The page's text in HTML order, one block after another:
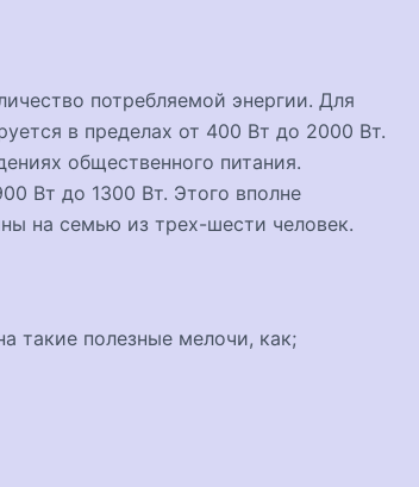
потребляемой энергии. Для
в пределах от 400 Вт до 2000 Вт.
общественного питания.
Вт до 1300 Вт. Этого вполне
на семью из трех-шести человек.
такие полезные мелочи, как;